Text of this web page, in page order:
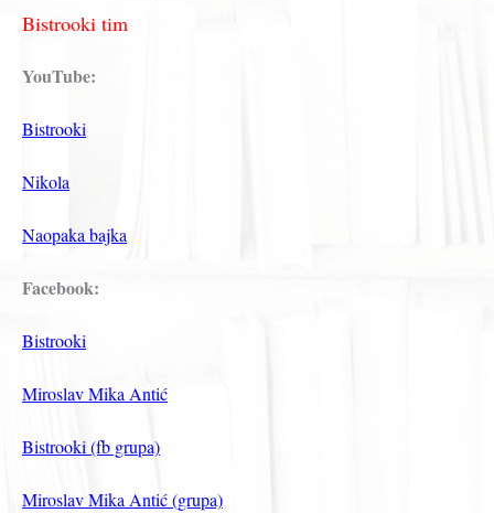
Bistrooki tim
YouTube:
Bistrooki
Nikola
Naopaka bajka
Facebook:
Bistrooki
Miroslav Mika Antić
Bistrooki (fb grupa)
Miroslav Mika Antić (grupa)